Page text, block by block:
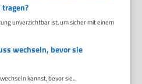
unverzichtbar ist, um sicher mit einem
wechseln, bevor sie
kannst, bevor sie...